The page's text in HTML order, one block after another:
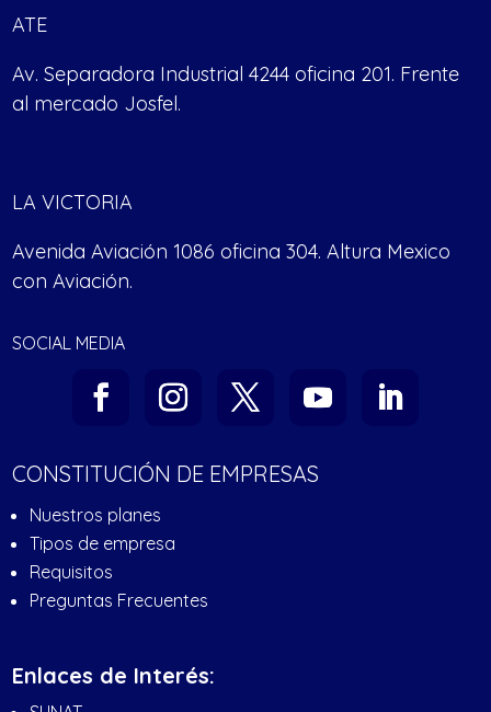
ATE
Av. Separadora Industrial 4244 oficina 201. Frente
al mercado Josfel.
LA VICTORIA
Avenida Aviación 1086 oficina 304. Altura Mexico
con Aviación.
SOCIAL MEDIA
CONSTITUCIÓN DE EMPRESAS
Nuestros planes
Tipos de empresa
Requisitos
Preguntas Frecuentes
Enlaces de Interés: